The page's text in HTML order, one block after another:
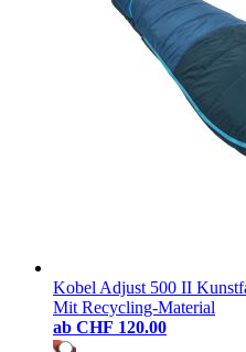
Kobel Adjust 500 II
Mit Recycling-Material
ab CHF 120.00